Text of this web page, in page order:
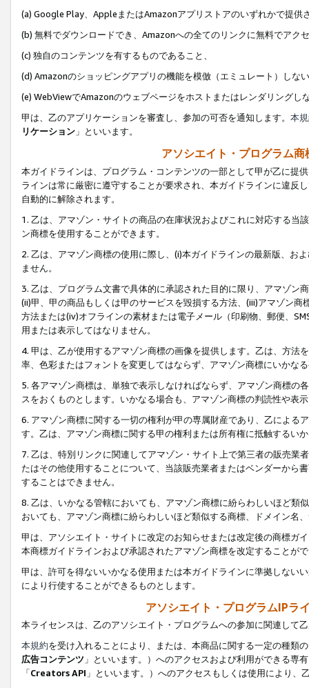
(a) Google Play、AppleまたはAmazonアプリストアのいずれかで提供
(b) 無料でダウンロードでき、Amazonへの全てのリンクに無料でアク
(c) 独自のコンテンツを有するものであること、
(d) Amazonのショッピングアプリの機能を模倣（エミュレート）しな
(e) WebViewでAmazonのウェブページをホストまたはレンダリングし
甲は、乙のアプリケーションを審査し、参加の可否を通知します。 本
リケーション 」といいます。
アソシエイト・プログラム
本ガイドラインは、プログラム・コンテンツの一部として甲が乙に提
ラインは常に厳密に遵守することが要求され、本ガイドラインに違反
自動的に解除されます。
1. 乙は、アマゾン・サイトの商品の在庫状況およびこれに対応する
ン商標を使用することができます。
2. 乙は、アマゾン商標の使用に際し、(i)本ガイドラインの最新版、お
ません。
3. 乙は、プログラム文書で具体的に承認された目的に限り、アマゾン
(ii)甲、甲の商品もしくは甲のサービスを毀損する方法、(iii)アマゾン
方法または(iv)オフラインの素材または電子メール（印刷物、郵便、
用または表示してはなりません。
4. 甲は、乙が使用するアマゾン商標の画像を提供します。乙は、方
率、色彩またはフォントを変更してはならず、アマゾン商標にいかな
5. 各アマゾン商標は、単独で表示しなければならず、アマゾン商標
スをおくものとします。いかなる場合も、アマゾン商標の判読性や表
6. アマゾン商標に関する一切の権利が甲の専属財産であり、乙による
す。乙は、アマゾン商標に関する甲の権利または所有権に抵触するい
7. 乙は、特別リンクに関連してアマゾン・サイト上で第三者の販売
たはその他使用することについて、当該販売業者またはベンダーから
することはできません。
8. 乙は、いかなる管轄においても、アマゾン商標に紛らわしいほど類
おいても、アマゾン商標に紛らわしいほど類似する商標、ドメイン名
甲は、アソシエイト・サイトに改定のお知らせまたは改定後の商標ガ
本商標ガイドラインおよび承認されたアマゾン商標を改定することが
甲は、許可を得ないいかなる使用または本ガイドラインに準拠しない
により行使することができるものとします。
アソシエイト・プログラムIPラ
本ライセンスは、乙のアソシエイト・プログラムへの参加に関連して
本規約を受け入れることにより、または、本商品に関する一定の種類
広告コンテンツ 」といいます。）へのアクセスおよび利用ができる専
「Creators API 」といいます。）へのアクセスもしくは使用により